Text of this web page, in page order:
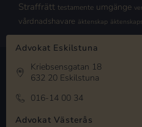
Straffrätt testamente umgänge
vårdnadshavare äktenskap
Advokat Eskilstuna
Kriebsensgatan 18
632 20 Eskilstuna
016-14 00 34
Advokat Västerås